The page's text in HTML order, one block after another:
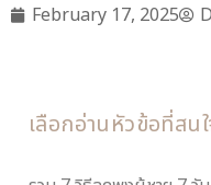
February 17, 2025
เลือกอ่านหัวข้อที่สน